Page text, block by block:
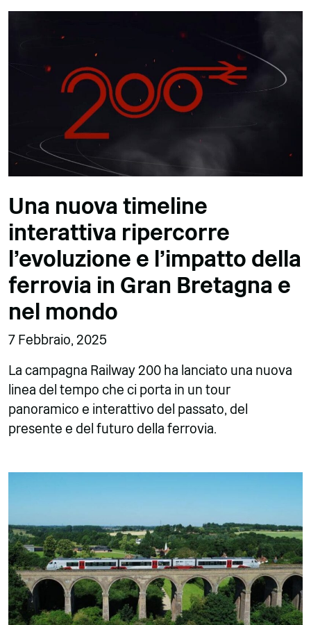
Una nuova timeline
interattiva ripercorre
l'evoluzione e l'impatto della
ferrovia in Gran Bretagna e
nel mondo
7 Febbraio, 2025
La campagna Railway 200 ha lanciato una nuova
linea del tempo che ci porta in un tour
panoramico e interattivo del passato, del
presente e del futuro della ferrovia.